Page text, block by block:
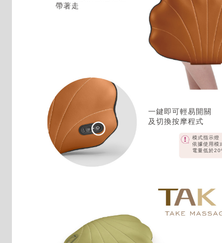
帶著走
一鍵即可輕易開關
及切換按摩程式
模式指示燈
依據使用模
電量低於